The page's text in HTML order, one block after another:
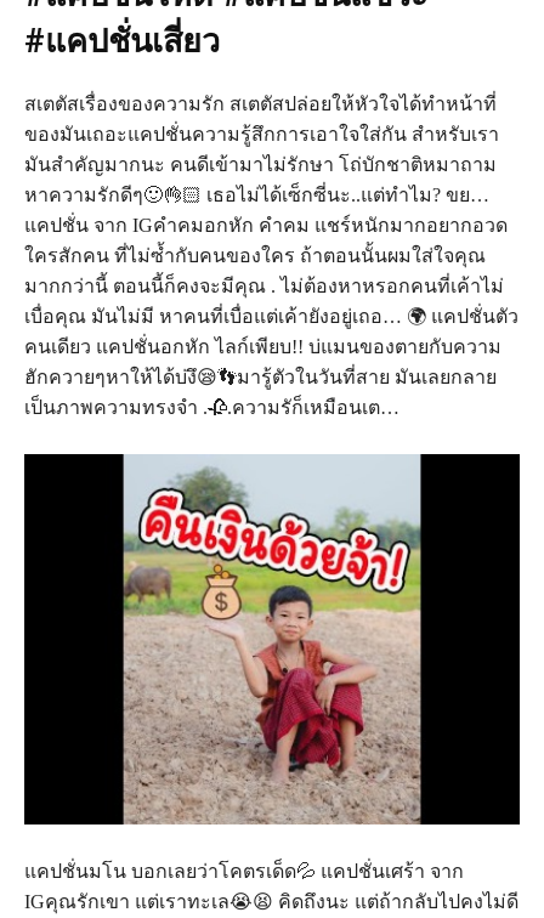
#แคปชั่นเสี่ยว
สเตตัสเรื่องของความรัก สเตตัสปล่อยให้หัวใจได้ทำหน้าที่
ของมันเถอะแคปชั่นความรู้สึกการเอาใจใส่กัน สำหรับเรา
มันสำคัญมากนะ คนดีเข้ามาไม่รักษา โถ่บักชาติหมาถาม
หาความรักดีๆ🙂👌🏻 เธอไม่ได้เซ็กซี่นะ..แต่ทำไม? ขย…
แคปชั่น จาก IGคำคมอกหัก คำคม แชร์หนักมากอยากอวด
ใครสักคน ที่ไม่ซ้ำกับคนของใคร ถ้าตอนนั้นผมใส่ใจคุณ
มากกว่านี้ ตอนนี้ก็คงจะมีคุณ . ไม่ต้องหาหรอกคนที่เค้าไม่
เบื่อคุณ มันไม่มี หาคนที่เบื่อแต่เค้ายังอยู่เถอ… 🌍 แคปชั่นตัว
คนเดียว แคปชั่นอกหัก ไลก์เพียบ!! บ่แมนของตายกับความ
ฮักควายๆหาให้ได้บ่งึ😪👣มารู้ตัวในวันที่สาย มันเลยกลาย
เป็นภาพความทรงจำ .🥀.ความรัก็เหมือนเต…
แคปชั่นมโน บอกเลยว่าโคตรเด็ด💦 แคปชั่นเศร้า จาก
IGคุณรักเขา แต่เราทะเล😭😫 คิดถึงนะ แต่ถ้ากลับไปคงไม่ดี